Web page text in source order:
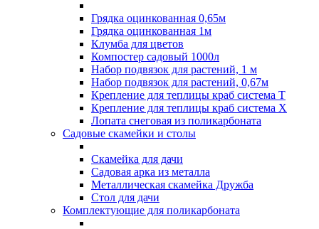
Грядка оцинкованная 0,65м
Грядка оцинкованная 1м
Клумба для цветов
Компостер садовый 1000л
Набор подвязок для растений, 1 м
Набор подвязок для растений, 0,67м
Крепление для теплицы краб система Т
Крепление для теплицы краб система Х
Лопата снеговая из поликарбоната
Садовые скамейки и столы
Скамейка для дачи
Садовая арка из металла
Металлическая скамейка Дружба
Стол для дачи
Комплектующие для поликарбоната